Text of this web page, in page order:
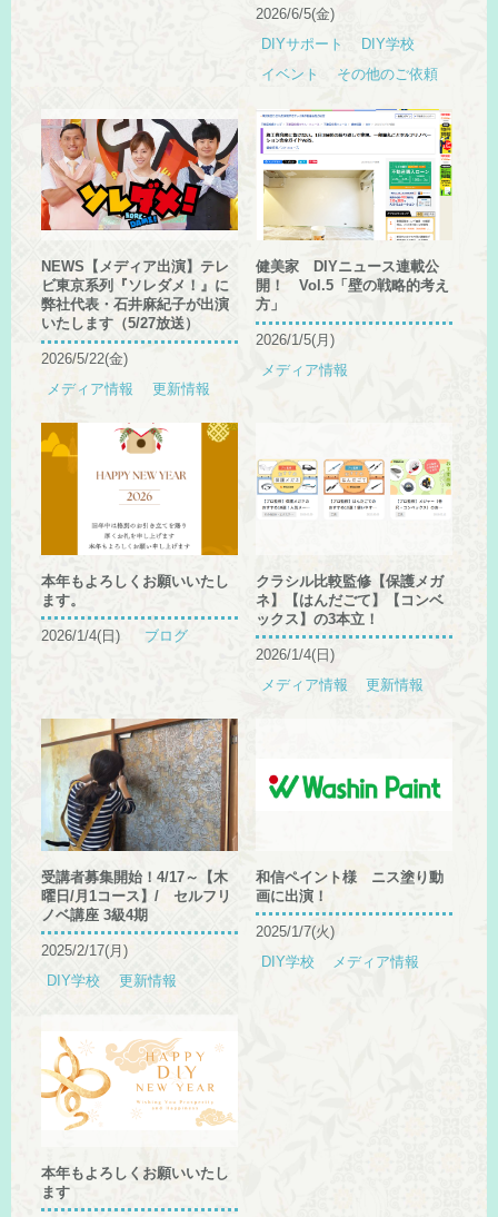
2026/6/5(金)
DIYサポート
DIY学校
イベント
その他のご依頼
NEWS【メディア出演】テレ
ビ東京系列『ソレダメ！』に
弊社代表・石井麻紀子が出演
いたします（5/27放送）
2026/5/22(金)
メディア情報
更新情報
健美家 DIYニュース連載公
開！ Vol.5「壁の戦略的考え
方」
2026/1/5(月)
メディア情報
本年もよろしくお願いいたし
ます。
2026/1/4(日) ブログ
クラシル比較監修【保護メガ
ネ】【はんだごて】【コンベ
ックス】の3本立！
2026/1/4(日)
メディア情報
更新情報
受講者募集開始！4/17～【木
曜日/月1コース】/ セルフリ
ノベ講座 3級4期
2025/2/17(月)
DIY学校
更新情報
和信ペイント様 ニス塗り動
画に出演！
2025/1/7(火)
DIY学校
メディア情報
本年もよろしくお願いいたし
ます